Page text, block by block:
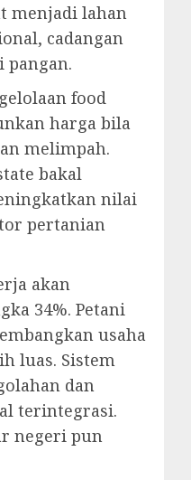
menjadi lahan
cadangan
pangan.
food
harga bila
melimpah.
bakal
nilai
pertanian
akan
34%. Petani
usaha
luas. Sistem
dan
terintegrasi.
negeri pun